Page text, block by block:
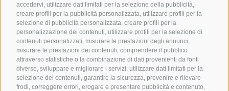
accedervi, utilizzare dati limitati per la selezione della pubblicità,
creare profili per la pubblicità personalizzata, utilizzare profili per la
selezione di pubblicità personalizzata, creare profili per la
personalizzazione dei contenuti, utilizzare profili per la selezione di
contenuti personalizzati, misurare le prestazioni degli annunci,
misurare le prestazioni dei contenuti, comprendere il pubblico
attraverso statistiche o la combinazione di dati provenienti da fonti
diverse, sviluppare e migliorare i servizi, utilizzare dati limitati per la
selezione dei contenuti, garantire la sicurezza, prevenire e rilevare
frodi, correggere errori, erogare e presentare pubblicità e contenuto,